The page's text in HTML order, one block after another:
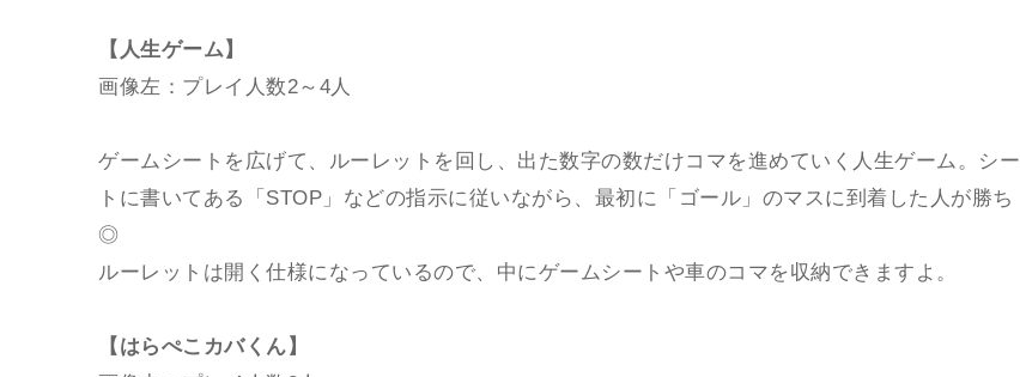
【人生ゲーム】
画像左：プレイ人数2～4人
ゲームシートを広げて、ルーレットを回し、出た数字の数だけコマを進めていく人生ゲーム。シー
トに書いてある「STOP」などの指示に従いながら、最初に「ゴール」のマスに到着した人が勝ち
◎
ルーレットは開く仕様になっているので、中にゲームシートや車のコマを収納できますよ。
【はらぺこカバくん】